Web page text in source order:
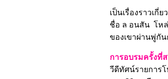
เป็นเรื่องราวเกี่
ชื่อ ล อนสัน โห
ของเขาผ่านพู่กัน
การอบรมครั้งที่
วีดีทัศน์รายการโ